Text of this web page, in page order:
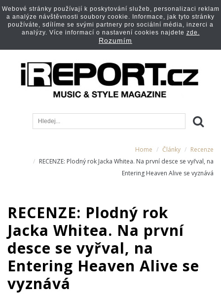
Home Články
Recenze
RECENZE: Plodný rok Jacka Whitea. Na první desce se vyřval, na
Entering Heaven Alive se vyznává
RECENZE: Plodný rok
Jacka Whitea. Na první
desce se vyřval, na
Entering Heaven Alive se
vyznává
Webové stránky používají k poskytování služeb, personalizaci reklam
a analýze návštěvnosti soubory cookie. Informace, jak tyto stránky
používáte, sdílíme se svými partnery pro sociální média, inzerci a
analýzy. Více informací o nastavení cookies najdete zde.
Rozumím